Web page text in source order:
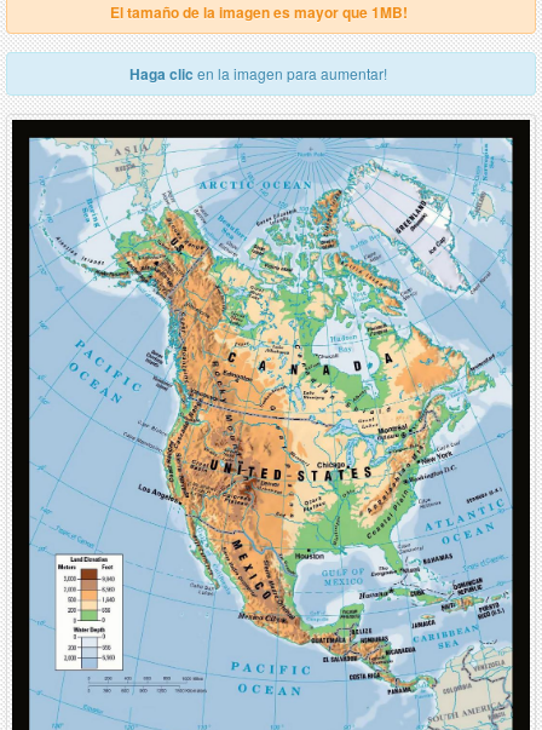
El tamaño de la imagen es mayor que 1MB!
Haga clic en la imagen para aumentar!